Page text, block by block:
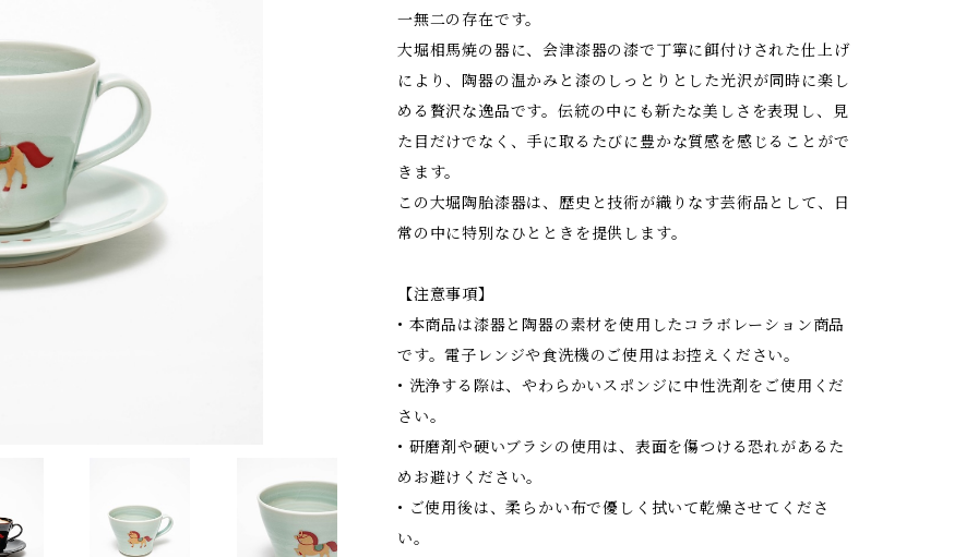
一無二の存在です。
大堀相馬焼の器に、会津漆器の漆で丁寧に餌付けされた仕上げ
により、陶器の温かみと漆のしっとりとした光沢が同時に楽し
める贅沢な逸品です。伝統の中にも新たな美しさを表現し、見
た目だけでなく、手に取るたびに豊かな質感を感じることがで
きます。
この大堀陶胎漆器は、歴史と技術が織りなす芸術品として、日
常の中に特別なひとときを提供します。
【注意事項】
• 本商品は漆器と陶器の素材を使用したコラボレーション商品
です。電子レンジや食洗機のご使用はお控えください。
• 洗浄する際は、やわらかいスポンジに中性洗剤をご使用くだ
さい。
• 研磨剤や硬いブラシの使用は、表面を傷つける恐れがあるた
めお避けください。
• ご使用後は、柔らかい布で優しく拭いて乾燥させてくださ
い。